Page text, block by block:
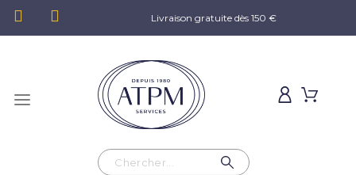
Livraison gratuite dès 150 €